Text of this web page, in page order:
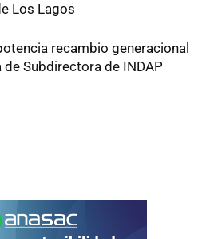
Los Lagos
recambio generacional
de Subdirectora de INDAP